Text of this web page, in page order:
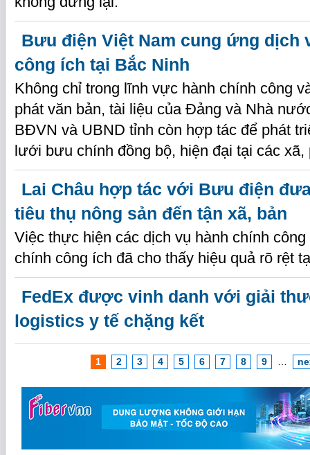
Bưu điện Việt Nam cung ứng dịch
công ích tại Bắc Ninh
Không chỉ trong lĩnh vực hành chính công
phát văn bản, tài liệu của Đảng và Nhà
BĐVN và UBND tỉnh còn hợp tác để phát
lưới bưu chính đồng bộ, hiện đại tại các
Lai Châu hợp tác với Bưu điện
tiêu thụ nông sản đến tận xã, bản
Việc thực hiện các dịch vụ hành chính
chính công ích đã cho thấy hiệu quả rõ rệt
FedEx được vinh danh với giải
logistics y tế chặng kết
1 2 3 4 5 6 7 8 9